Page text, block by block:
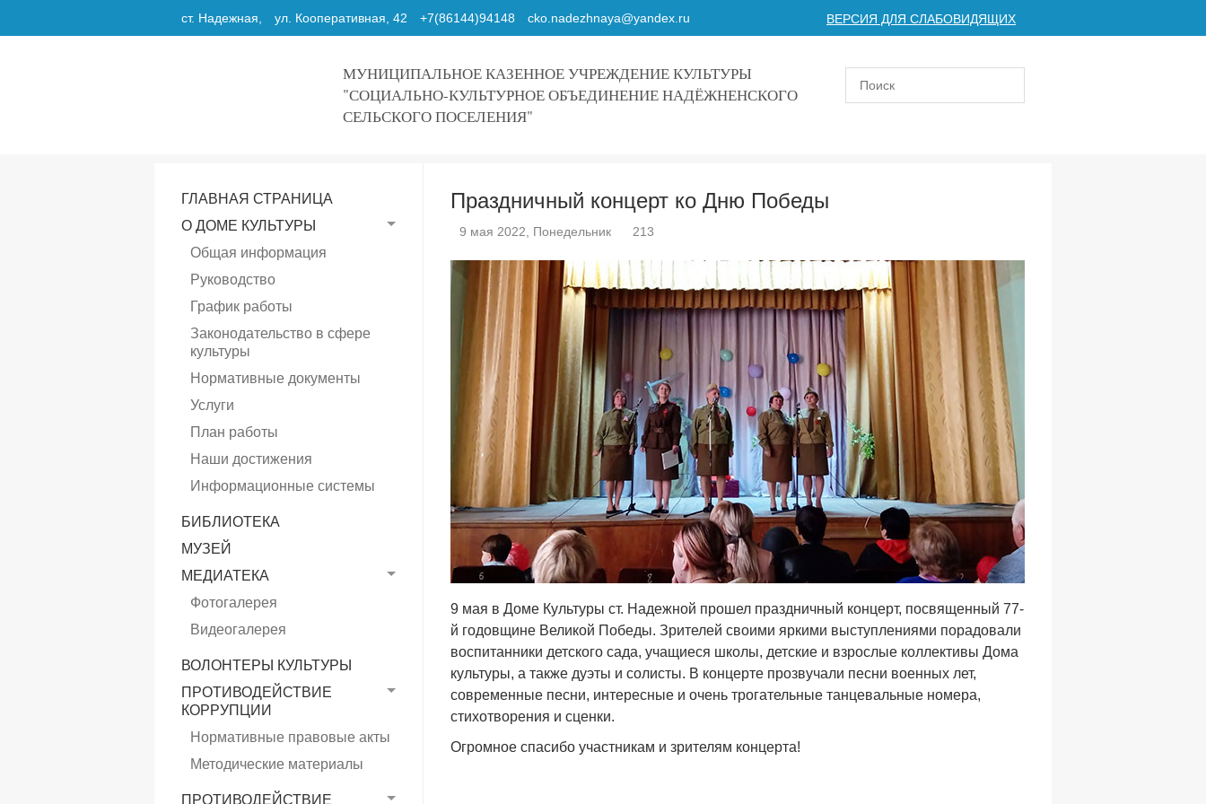
ст. Надежная, ул. Кооперативная, 42 +7(86144)94148 cko.nadezhnaya@yandex.ru ВЕРСИЯ ДЛЯ СЛАБОВИДЯЩИХ
МУНИЦИПАЛЬНОЕ КАЗЕННОЕ УЧРЕЖДЕНИЕ КУЛЬТУРЫ
"СОЦИАЛЬНО-КУЛЬТУРНОЕ ОБЪЕДИНЕНИЕ НАДЁЖНЕНСКОГО
СЕЛЬСКОГО ПОСЕЛЕНИЯ"
ГЛАВНАЯ СТРАНИЦА
О ДОМЕ КУЛЬТУРЫ
Общая информация
Руководство
График работы
Законодательство в сфере
культуры
Нормативные документы
Услуги
План работы
Наши достижения
Информационные системы
БИБЛИОТЕКА
МУЗЕЙ
МЕДИАТЕКА
Фотогалерея
Видеогалерея
ВОЛОНТЕРЫ КУЛЬТУРЫ
ПРОТИВОДЕЙСТВИЕ
КОРРУПЦИИ
Нормативные правовые акты
Методические материалы
ПРОТИВОДЕЙСТВИЕ
Праздничный концерт ко Дню Победы
9 мая 2022, Понедельник 213
9 мая в Доме Культуры ст. Надежной прошел праздничный концерт, посвященный 77-
й годовщине Великой Победы. Зрителей своими яркими выступлениями порадовали
воспитанники детского сада, учащиеся школы, детские и взрослые коллективы Дома
культуры, а также дуэты и солисты. В концерте прозвучали песни военных лет,
современные песни, интересные и очень трогательные танцевальные номера,
стихотворения и сценки.
Огромное спасибо участникам и зрителям концерта!